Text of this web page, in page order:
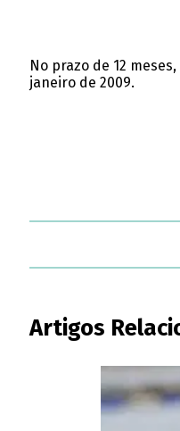
No prazo de 12
janeiro de 2009.
Artigos